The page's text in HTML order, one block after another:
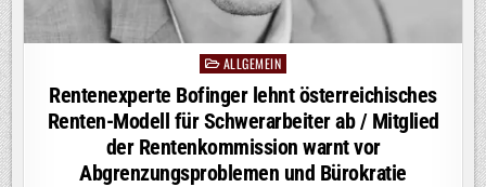
Posted
in
ALLGEMEIN
Rentenexperte Bofinger lehnt österreichisches
Renten-Modell für Schwerarbeiter ab / Mitglied
der Rentenkommission warnt vor
Abgrenzungsproblemen und Bürokratie